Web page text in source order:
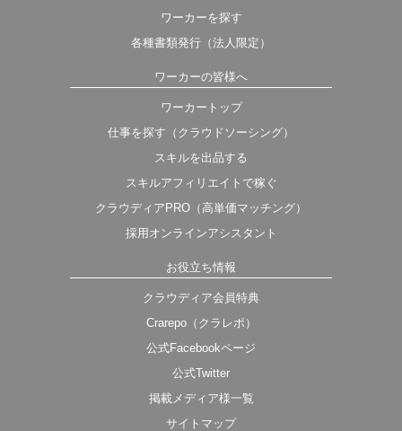
ワーカーを探す
各種書類発行（法人限定）
ワーカーの皆様へ
ワーカートップ
仕事を探す（クラウドソーシング）
スキルを出品する
スキルアフィリエイトで稼ぐ
クラウディアPRO（高単価マッチング）
採用オンラインアシスタント
お役立ち情報
クラウディア会員特典
Crarepo（クラレポ）
公式Facebookページ
公式Twitter
掲載メディア様一覧
サイトマップ